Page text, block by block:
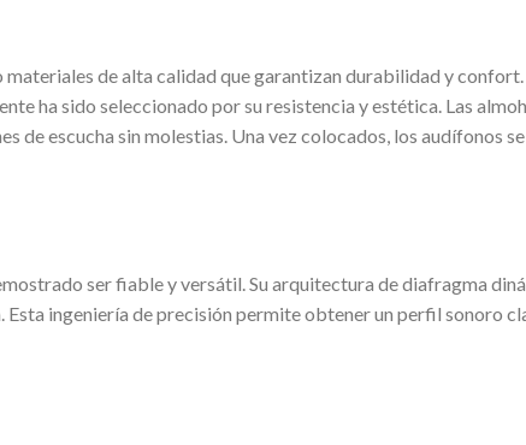
de alta calidad que garantizan durabilidad y
ha sido seleccionado por su resistencia y estética. Las
de escucha sin molestias. Una vez colocados, los audífonos
ser fiable y versátil. Su arquitectura de diafragma
ingeniería de precisión permite obtener un perfil sonoro